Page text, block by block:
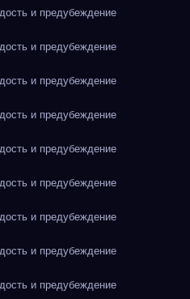
и предубеждение
и предубеждение
и предубеждение
и предубеждение
и предубеждение
и предубеждение
и предубеждение
и предубеждение
и предубеждение